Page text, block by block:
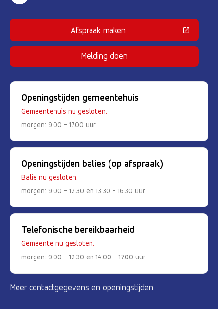
Afspraak maken(Deze link gaat naar een externe
Melding doen
Openingstijden gemeentehuis
Gemeentehuis nu gesloten.
morgen: 9.00 - 17.00 uur
Openingstijden balies (op afspraak)
Balie nu gesloten.
morgen: 9.00 - 12.30 en 13.30 - 16.30 uur
Telefonische bereikbaarheid
Gemeente nu gesloten.
morgen: 9.00 - 12.30 en 14.00 - 17.00 uur
Meer contactgegevens en openingstijden